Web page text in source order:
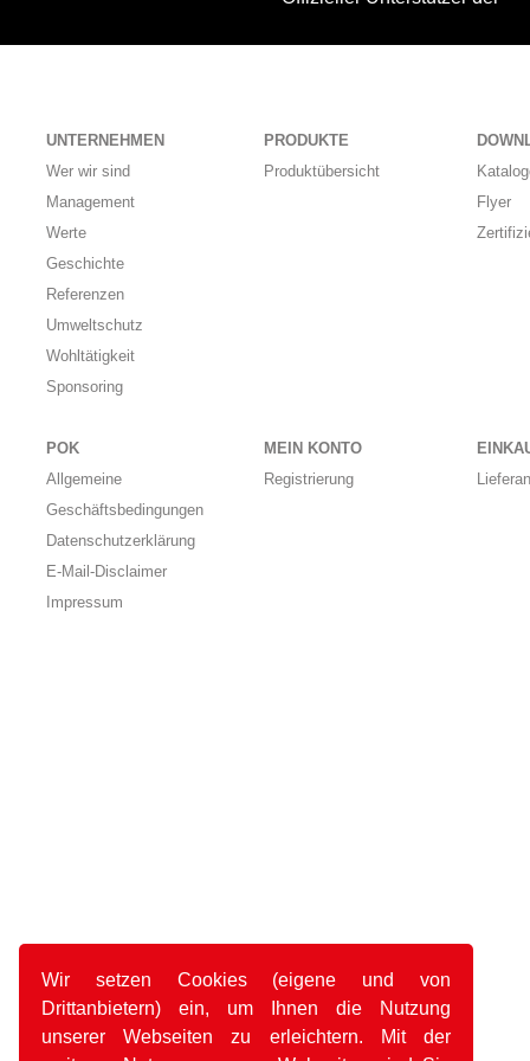
Wir setzen Cookies (eigene und von
Drittanbietern) ein, um Ihnen die Nutzung
unserer Webseiten zu erleichtern. Mit der
UNTERNEHMEN
Wer wir sind
Management
Werte
Geschichte
Referenzen
Umweltschutz
Wohltätigkeit
Sponsoring
PRODUKTE
Produktübersicht
Flyer
POK
Allgemeine
Geschäftsbedingungen
Datenschutzerklärung
E-Mail-Disclaimer
Impressum
MEIN KONTO
Registrierung